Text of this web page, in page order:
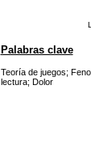
Palabras clave
Teoría de juegos;
lectura; Dolor